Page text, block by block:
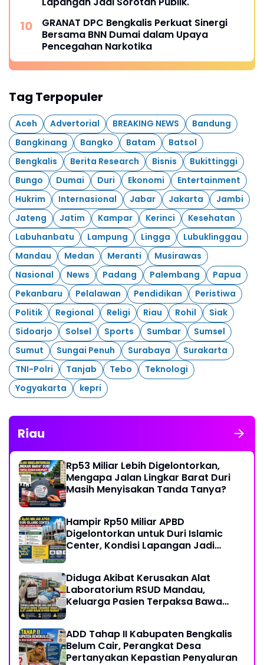
GRANAT DPC Bengkalis Perkuat Sinergi
Bersama BNN Dumai dalam Upaya
Pencegahan Narkotika
Tag Terpopuler
Aceh Advertorial BREAKING NEWS
Bandung
Bangkinang
Bangko Batam
Batsol
Bengkalis
Berita Research Bisnis
Bukittinggi
Bungo
Dumai Duri Ekonomi
Entertainment
Hukrim
Internasional Jabar Jakarta
Jambi
Jateng
Jatim Kampar Kerinci
Kesehatan
Labuhanbatu
Lampung Lingga
Lubuklinggau
Mandau
Medan Meranti
Musirawas
Nasional
News Padang Palembang
Papua
Pekanbaru
Pelalawan Pendidikan
Peristiwa
Politik
Regional Religi Riau Rohil
Siak
Sidoarjo
Solsel Sports Sumbar
Sumsel
Sumut
Sungai Penuh Surabaya
Surakarta
TNI-Polri
Tanjab Tebo
Teknologi
Yogyakarta
kepri
Riau
Rp53 Miliar Lebih Digelontorkan,
Mengapa Jalan Lingkar Barat Duri
Masih Menyisakan Tanda Tanya?
Hampir Rp50 Miliar APBD
Digelontorkan untuk Duri Islamic
Center, Kondisi Lapangan Jadi
Diduga Akibat Kerusakan Alat
Laboratorium RSUD Mandau,
Keluarga Pasien Terpaksa Bawa
Transfusi Darah
ADD Tahap II Kabupaten Bengkalis
Belum Cair, Perangkat Desa
Pertanyakan Kepastian Penyaluran